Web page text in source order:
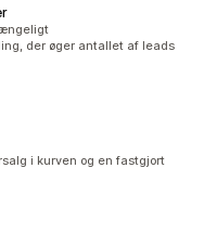
der øger antallet af leads
i kurven og en fastgjort